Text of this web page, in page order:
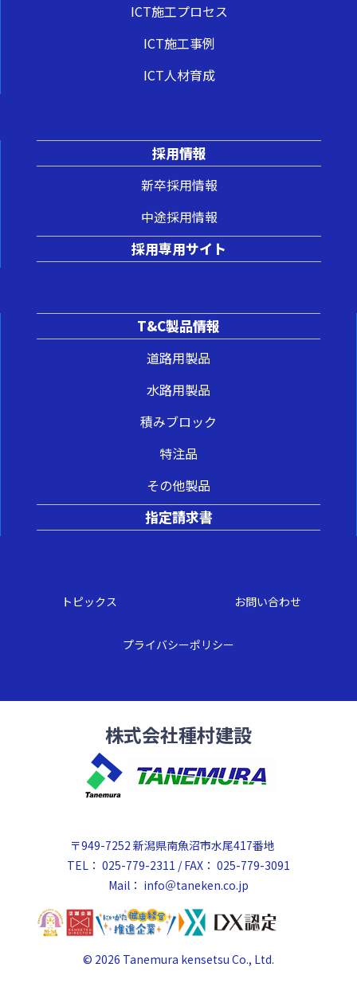
ICT施工プロセス
ICT施工事例
ICT人材育成
採用情報
新卒採用情報
中途採用情報
採用専用サイト
T&C製品情報
道路用製品
水路用製品
積みブロック
特注品
その他製品
指定請求書
トピックス お問い合わせ
プライバシーポリシー
株式会社種村建設
〒949-7252 新潟県南魚沼市水尾417番地
TEL： 025-779-2311 / FAX： 025-779-3091
Mail： info＠taneken.co.jp
© 2026 Tanemura kensetsu Co., Ltd.